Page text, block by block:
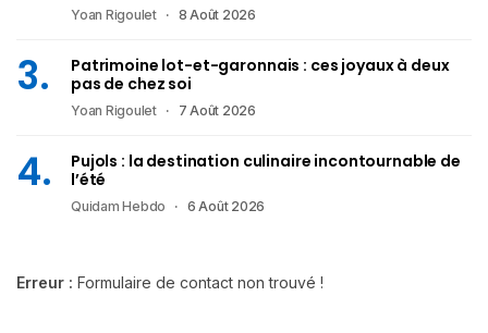
Yoan Rigoulet 8 Août 2026
Patrimoine lot-et-garonnais : ces joyaux à deux
pas de chez soi
Yoan Rigoulet 7 Août 2026
Pujols : la destination culinaire incontournable de
l’été
Quidam Hebdo 6 Août 2026
Erreur : Formulaire de contact non trouvé !